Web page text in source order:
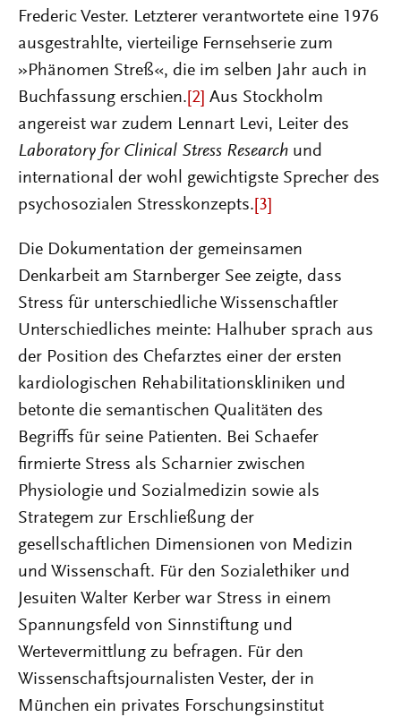
Frederic Vester. Letzterer verantwortete eine 1976
ausgestrahlte, vierteilige Fernsehserie zum
»Phänomen Streß«, die im selben Jahr auch in
Buchfassung erschien. [2] Aus Stockholm
angereist war zudem Lennart Levi, Leiter des
Laboratory for Clinical Stress Research und
international der wohl gewichtigste Sprecher des
psychosozialen Stresskonzepts. [3]
Die Dokumentation der gemeinsamen
Denkarbeit am Starnberger See zeigte, dass
Stress für unterschiedliche Wissenschaftler
Unterschiedliches meinte: Halhuber sprach aus
der Position des Chefarztes einer der ersten
kardiologischen Rehabilitationskliniken und
betonte die semantischen Qualitäten des
Begriffs für seine Patienten. Bei Schaefer
firmierte Stress als Scharnier zwischen
Physiologie und Sozialmedizin sowie als
Strategem zur Erschließung der
gesellschaftlichen Dimensionen von Medizin
und Wissenschaft. Für den Sozialethiker und
Jesuiten Walter Kerber war Stress in einem
Spannungsfeld von Sinnstiftung und
Wertevermittlung zu befragen. Für den
Wissenschaftsjournalisten Vester, der in
München ein privates Forschungsinstitut